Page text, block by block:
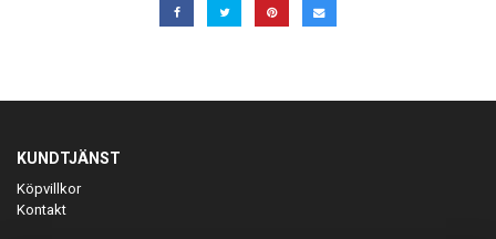
KUNDTJÄNST
Köpvillkor
Kontakt